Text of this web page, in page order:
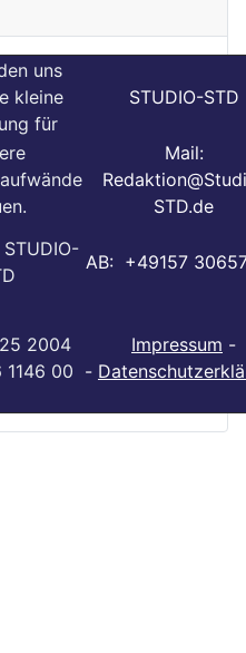
uns
kleine
für
STUDIO-STD
Mail:
STD.de
AB: +49157
2004
1146 00
Impressum -
-